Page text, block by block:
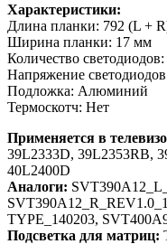
Характеристики:
Длина планки: 792 (L +
Ширина планки: 17 мм
Количество
Напряжение
Подложка: Алюминий
Термоскотч: Нет
Применяется в
39L2333D, 39L2353RB,
40L2400D
Аналоги:
TYPE_140203,
Подсветка для матриц: